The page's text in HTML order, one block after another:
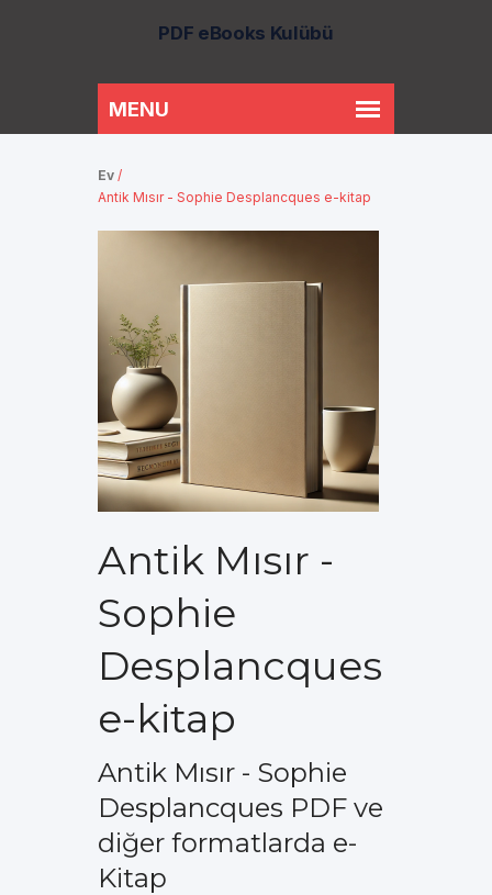
PDF eBooks Kulübü
Ev /
Antik Mısır - Sophie Desplancques e-kitap
Antik Mısır -
Sophie
Desplancques
e-kitap
Antik Mısır - Sophie
Desplancques PDF ve
diğer formatlarda e-
Kitap